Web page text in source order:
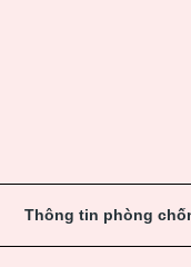
Thông tin phòng